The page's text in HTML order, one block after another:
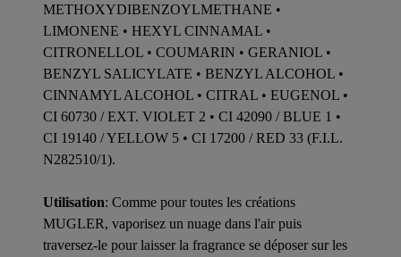
METHOXYDIBENZOYLMETHANE •
LIMONENE • HEXYL CINNAMAL •
CITRONELLOL • COUMARIN • GERANIOL •
BENZYL SALICYLATE • BENZYL ALCOHOL •
CINNAMYL ALCOHOL • CITRAL • EUGENOL •
CI 60730 / EXT. VIOLET 2 • CI 42090 / BLUE 1 •
CI 19140 / YELLOW 5 • CI 17200 / RED 33 (F.I.L.
N282510/1).
Utilisation: Comme pour toutes les créations
MUGLER, vaporisez un nuage dans l'air puis
traversez-le pour laisser la fragrance se déposer sur les